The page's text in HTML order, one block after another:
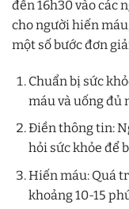
đến 16h30 vào các
cho người hiến
một số bước đơn
Chuẩn bị sức
máu và uống đủ
Điền thông tin:
hỏi sức khỏe để
Hiến máu: Quá
khoảng 10-15